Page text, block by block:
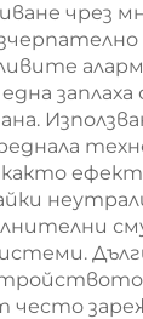
чрез